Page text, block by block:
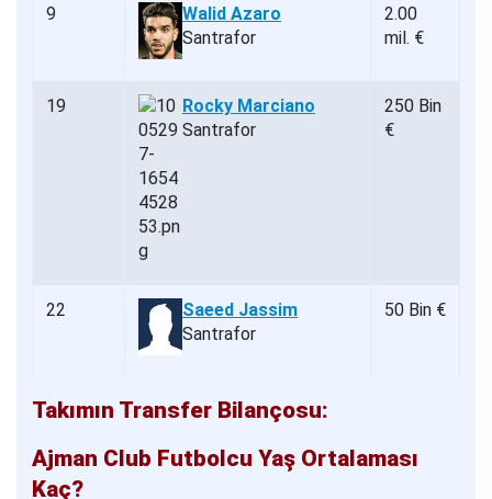
9
Walid Azaro
Santrafor
2.00
mil. €
19
Rocky Marciano
Santrafor
250 Bin
€
22
Saeed Jassim
Santrafor
50 Bin €
Takımın Transfer Bilançosu:
Ajman Club Futbolcu Yaş Ortalaması
Kaç?